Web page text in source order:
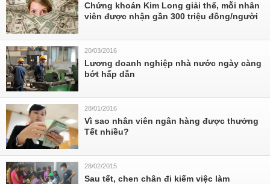
Chứng khoán Kim Long giải thể, mỗi nhân
viên được nhận gần 300 triệu đồng/người
20/03/2016
Lương doanh nghiệp nhà nước ngày càng
bớt hấp dẫn
28/01/2016
Vì sao nhân viên ngân hàng được thưởng
Tết nhiều?
28/02/2015
Sau tết, chen chân đi kiếm việc làm